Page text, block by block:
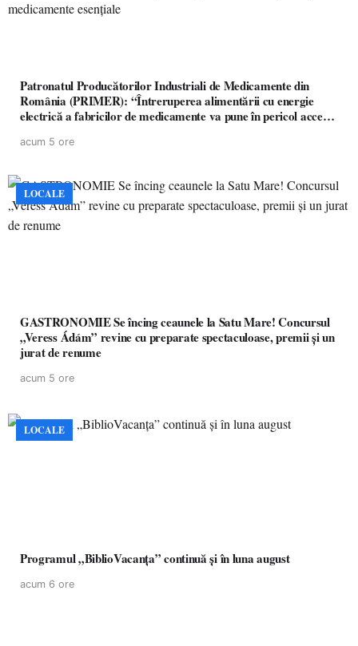
Patronatul Producătorilor Industriali de Medicamente din
România (PRIMER): “Întreruperea alimentării cu energie
electrică a fabricilor de medicamente va pune în pericol accesul
acum 5 ore
LOCALE
GASTRONOMIE Se încing ceaunele la Satu Mare! Concursul
„Veress Ádám” revine cu preparate spectaculoase, premii și un
jurat de renume
acum 5 ore
LOCALE
Programul „BiblioVacanța” continuă și în luna august
acum 6 ore